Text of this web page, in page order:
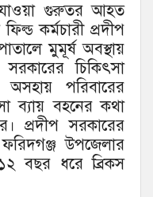
গুরুতর আহত
কর্মচারী প্রদীপ
মুমূর্ষ অবস্থায়
সরকারের চিকিৎসা
পরিবারের
ব্যায় বহনের কথা
প্রদীপ সরকারের
উপজেলার
বছর ধরে ব্রিকস